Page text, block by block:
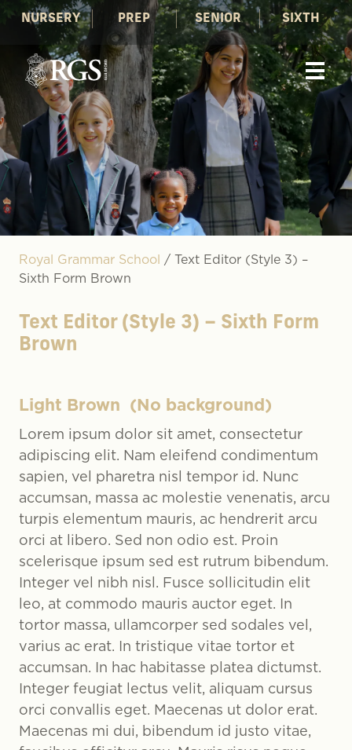
NURSERY PREP SENIOR SIXTH
Royal Grammar School / Text Editor (Style 3) –
Sixth Form Brown
Text Editor (Style 3) – Sixth Form
Brown
Light Brown (No background)
Lorem ipsum dolor sit amet, consectetur
adipiscing elit. Nam eleifend condimentum
sapien, vel pharetra nisl tempor id. Nunc
accumsan, massa ac molestie venenatis, arcu
turpis elementum mauris, ac hendrerit arcu
orci at libero. Sed non odio est. Proin
scelerisque ipsum sed est rutrum bibendum.
Integer vel nibh nisl. Fusce sollicitudin elit
leo, at commodo mauris auctor eget. In
tortor massa, ullamcorper sed sodales vel,
varius ac erat. In tristique vitae tortor et
accumsan. In hac habitasse platea dictumst.
Integer feugiat lectus velit, aliquam cursus
orci convallis eget. Maecenas ut dolor erat.
Maecenas mi dui, bibendum id justo vitae,